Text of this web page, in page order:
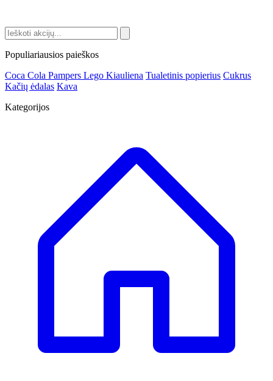
Populiariausios paieškos
Coca Cola Pampers Lego Kiauliena Tualetinis popierius Cukrus
Kačių ėdalas Kava
Kategorijos